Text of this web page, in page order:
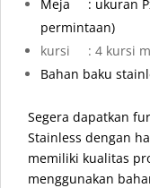
Meja
: ukuran
permintaan)
kursi : 4 kursi
Bahan baku
Segera dapatkan
Stainless dengan
memiliki kualitas
menggunakan